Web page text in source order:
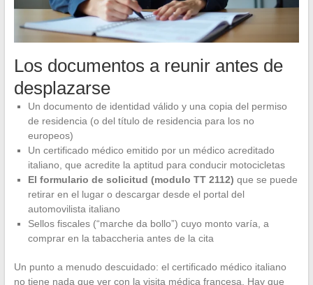
Los documentos a reunir antes de
desplazarse
Un documento de identidad válido y una copia del permiso
de residencia (o del título de residencia para los no
europeos)
Un certificado médico emitido por un médico acreditado
italiano, que acredite la aptitud para conducir motocicletas
El formulario de solicitud (modulo TT 2112) que se puede
retirar en el lugar o descargar desde el portal del
automovilista italiano
Sellos fiscales (“marche da bollo”) cuyo monto varía, a
comprar en la tabaccheria antes de la cita
Un punto a menudo descuidado: el certificado médico italiano
no tiene nada que ver con la visita médica francesa. Hay que